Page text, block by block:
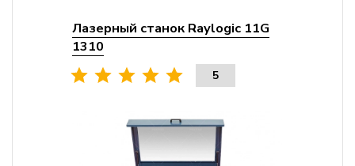
Лазерный станок Raylogic 11G
1310
5